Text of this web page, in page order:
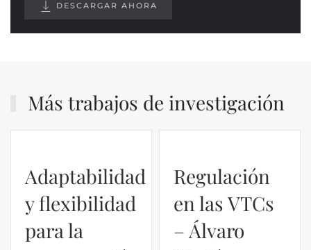
DESCARGAR AHORA
Más trabajos de investigación
Adaptabilidad
y flexibilidad
para la
Regulación
en las VTCs
– Álvaro